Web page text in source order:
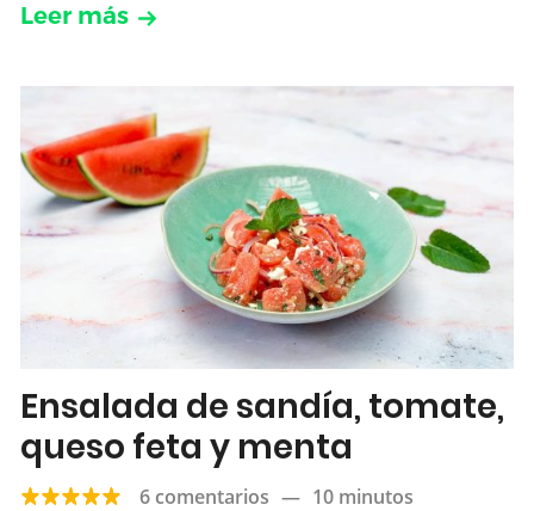
Leer más
Ensalada de sandía, tomate,
queso feta y menta
6 comentarios — 10 minutos